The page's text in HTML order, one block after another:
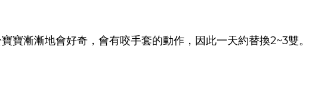
寶漸漸地會好奇，會有咬手套的動作， 因此一天約替換2~3雙。